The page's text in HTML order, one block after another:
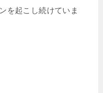
を起こし続けていま